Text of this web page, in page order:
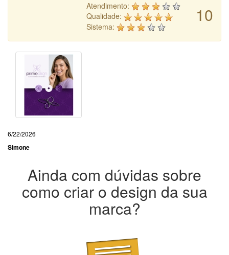
10
Atendimento:
Qualidade:
Sistema:
6/22/2026
Simone
Ainda com dúvidas sobre
como criar o design da sua
marca?